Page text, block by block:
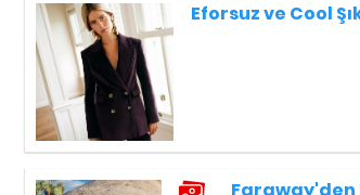
Eforsuz ve Cool